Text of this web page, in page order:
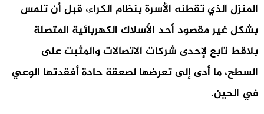
المنزل الذي تقطنه الأسرة بنظام الكراء، قبل أن تلمس
بشكل غير مقصود أحد الأسلاك الكهربائية المتصلة
بلاقط تابع لإحدى شركات الاتصالات والمثبت على
السطح، ما أدى إلى تعرضها لصعقة حادة أفقدتها الوعي
في الحين.